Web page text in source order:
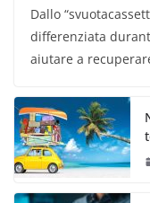
Dallo
differenziata
aiutare a